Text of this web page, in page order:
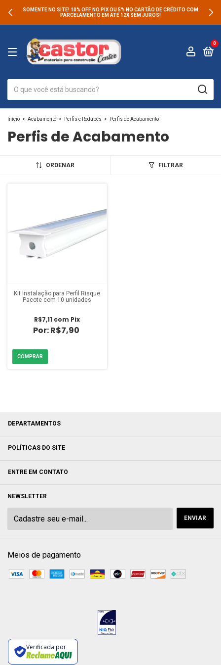
SOMENTE NO SITE! 10% OFF NO PIX OU 5% NO CARTÃO DE CRÉDITO COM
PARCELAMENTO EM ATÉ 12X SEM JUROS!
0
Início > Acabamento > Perfis e Rodapés > Perfis de Acabamento
Perfis de Acabamento
ORDENAR FILTRAR
Kit Instalação para Perfil Risque
Pacote com 10 unidades
R$7,90
R$7,11 com Pix
DEPARTAMENTOS
POLÍTICAS DO SITE
ENTRE EM CONTATO
NEWSLETTER
Meios de pagamento
Verificada por